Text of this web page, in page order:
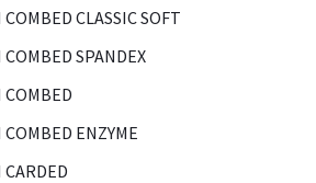
CLASSIC SOFT
SPANDEX
ENZYME